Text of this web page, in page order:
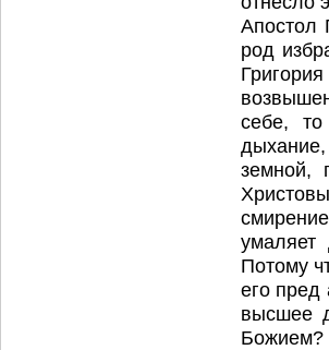
Апостол
род
себе,
дыхание,
земной,
умаляет
Потому
его
высшее
Божием?